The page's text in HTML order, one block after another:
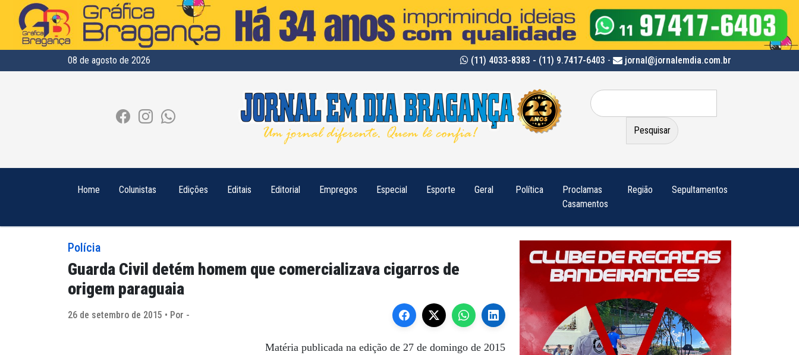
08 de agosto de 2026 (11) 4033-8383 - (11) 9.7417-6403 - jornal@jornalemdia.com.br
Pesquisar
por:
Home Colunistas Edições Editais Editorial Empregos Especial Esporte Geral Política
Proclamas
Casamentos
Região Sepultamentos
Polícia
Guarda Civil detém homem que comercializava cigarros de
origem paraguaia
26 de setembro de 2015 • Por -
Matéria publicada na edição de 27 de domingo de 2015